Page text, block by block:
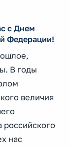
с Днем
Федерации!
В годы
величия
российского
нас